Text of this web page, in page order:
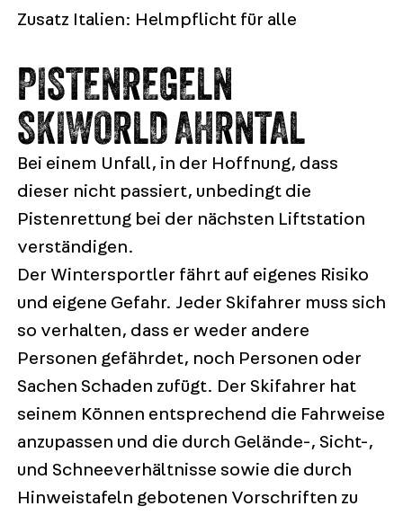
Zusatz Italien: Helmpflicht für alle
PISTENREGELN
SKIWORLD AHRNTAL
Bei einem Unfall, in der Hoffnung, dass
dieser nicht passiert, unbedingt die
Pistenrettung bei der nächsten Liftstation
verständigen.
Der Wintersportler fährt auf eigenes Risiko
und eigene Gefahr. Jeder Skifahrer muss sich
so verhalten, dass er weder andere
Personen gefährdet, noch Personen oder
Sachen Schaden zufügt. Der Skifahrer hat
seinem Können entsprechend die Fahrweise
anzupassen und die durch Gelände-, Sicht-,
und Schneeverhältnisse sowie die durch
Hinweistafeln gebotenen Vorschriften zu